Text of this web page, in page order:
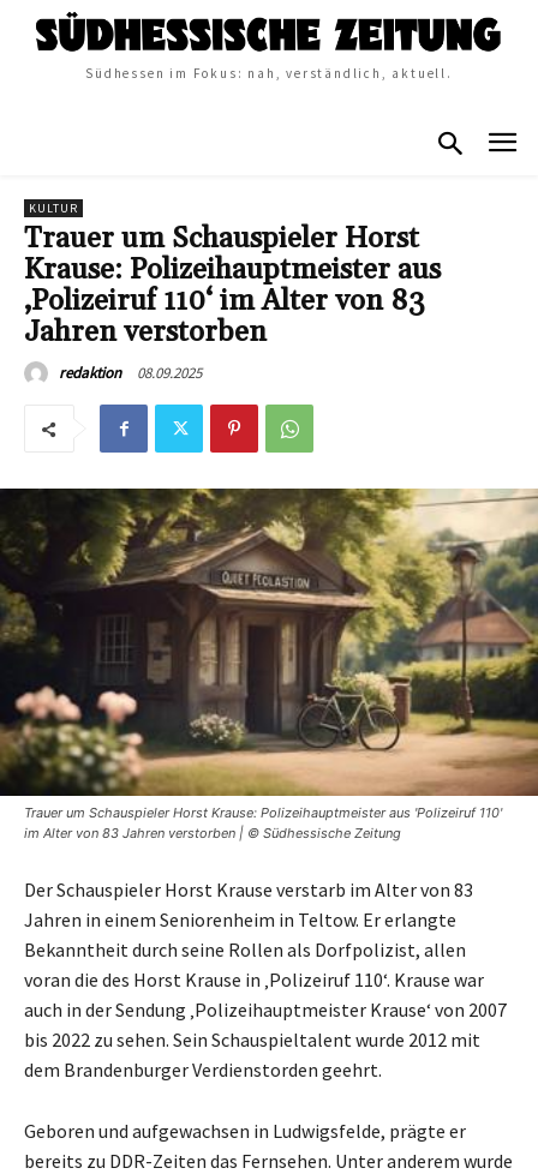
Südhessen im Fokus: nah, verständlich, aktuell.
KULTUR
Trauer um Schauspieler Horst
Krause: Polizeihauptmeister aus
‚Polizeiruf 110‘ im Alter von 83
Jahren verstorben
redaktion 08.09.2025
Trauer um Schauspieler Horst Krause: Polizeihauptmeister aus 'Polizeiruf 110'
im Alter von 83 Jahren verstorben | © Südhessische Zeitung
Der Schauspieler Horst Krause verstarb im Alter von 83
Jahren in einem Seniorenheim in Teltow. Er erlangte
Bekanntheit durch seine Rollen als Dorfpolizist, allen
voran die des Horst Krause in ‚Polizeiruf 110‘. Krause war
auch in der Sendung ‚Polizeihauptmeister Krause‘ von 2007
bis 2022 zu sehen. Sein Schauspieltalent wurde 2012 mit
dem Brandenburger Verdienstorden geehrt.
Geboren und aufgewachsen in Ludwigsfelde, prägte er
bereits zu DDR-Zeiten das Fernsehen. Unter anderem wurde